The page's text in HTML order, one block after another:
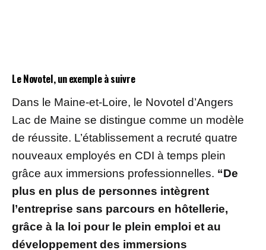
Le Novotel, un exemple à suivre
Dans le Maine-et-Loire, le Novotel d’Angers
Lac de Maine se distingue comme un modèle
de réussite. L’établissement a recruté quatre
nouveaux employés en CDI à temps plein
grâce aux immersions professionnelles. “De
plus en plus de personnes intègrent
l’entreprise sans parcours en hôtellerie,
grâce à la loi pour le plein emploi et au
développement des immersions